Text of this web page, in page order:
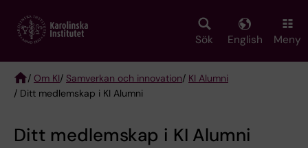
main
Sök English Meny
Breadcrumb
/ Om KI/ Samverkan och innovation/ KI Alumni
/ Ditt medlemskap i KI Alumni
Ditt medlemskap i KI Alumni